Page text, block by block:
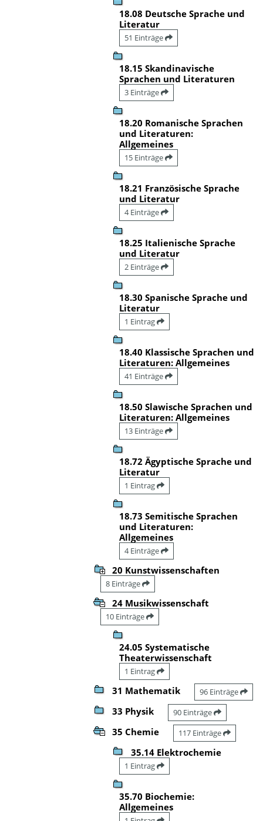
18.08 Deutsche Sprache und
Literatur
51 Einträge
18.15 Skandinavische
Sprachen und Literaturen
3 Einträge
18.20 Romanische Sprachen
und Literaturen:
Allgemeines
15 Einträge
18.21 Französische Sprache
und Literatur
4 Einträge
18.25 Italienische Sprache
und Literatur
2 Einträge
18.30 Spanische Sprache und
Literatur
1 Eintrag
18.40 Klassische Sprachen und
Literaturen: Allgemeines
41 Einträge
18.50 Slawische Sprachen und
Literaturen: Allgemeines
13 Einträge
18.72 Ägyptische Sprache und
Literatur
1 Eintrag
18.73 Semitische Sprachen
und Literaturen:
Allgemeines
4 Einträge
20 Kunstwissenschaften
8 Einträge
24 Musikwissenschaft
10 Einträge
24.05 Systematische
Theaterwissenschaft
1 Eintrag
31 Mathematik 96 Einträge
33 Physik 90 Einträge
35 Chemie 117 Einträge
35.14 Elektrochemie
1 Eintrag
35.70 Biochemie:
Allgemeines